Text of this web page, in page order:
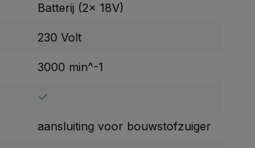
Batterij (2x 18V)
230 Volt
3000 min^-1
aansluiting voor bouwstofzuiger